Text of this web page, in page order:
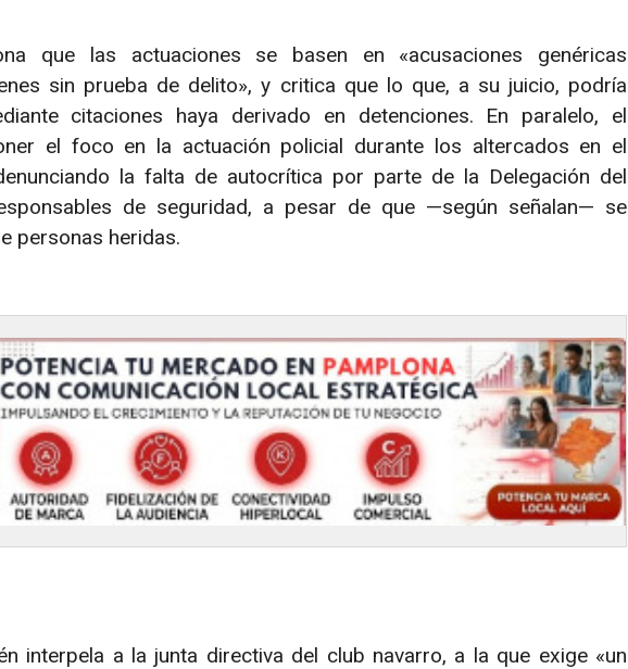
que las actuaciones se basen en «acusaciones genéricas
sin prueba de delito», y critica que lo que, a su juicio, podría
citaciones haya derivado en detenciones. En paralelo, el
el foco en la actuación policial durante los altercados en el
la falta de autocrítica por parte de la Delegación del
de seguridad, a pesar de que —según señalan— se
personas heridas.
interpela a la junta directiva del club navarro, a la que exige «un